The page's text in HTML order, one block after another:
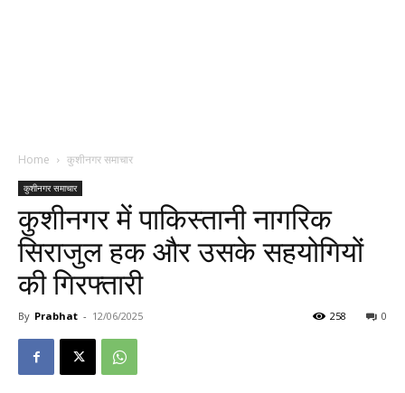
Home कुशीनगर समाचार
कुशीनगर समाचार
कुशीनगर में पाकिस्तानी नागरिक
सिराजुल हक और उसके सहयोगियों
की गिरफ्तारी
By Prabhat - 12/06/2025 0
258